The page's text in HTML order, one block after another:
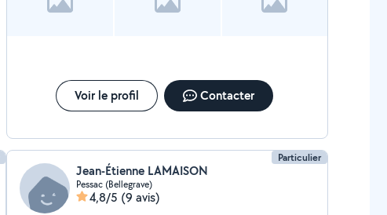
Voir le profil Contacter
Particulier
Jean-Étienne LAMAISON
Pessac (Bellegrave)
4,8/5 (9 avis)